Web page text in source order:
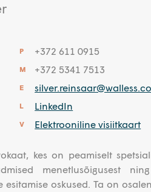
P +372 611 0915
M +372 5341 7513
E
L LinkedIn
V Elektrooniline visiitkaart
kes on peamiselt
menetlusõigusest
oskused. Ta on